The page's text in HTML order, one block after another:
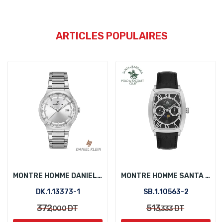
ARTICLES POPULAIRES
MONTRE HOMME DANIEL KLEIN DK.1.13373-1
DK.1.13373-1
372,000DT
MONTRE HOMME SANTA BARBARA POLO SB.1.10563-2
SB.1.10563-2
513,333DT